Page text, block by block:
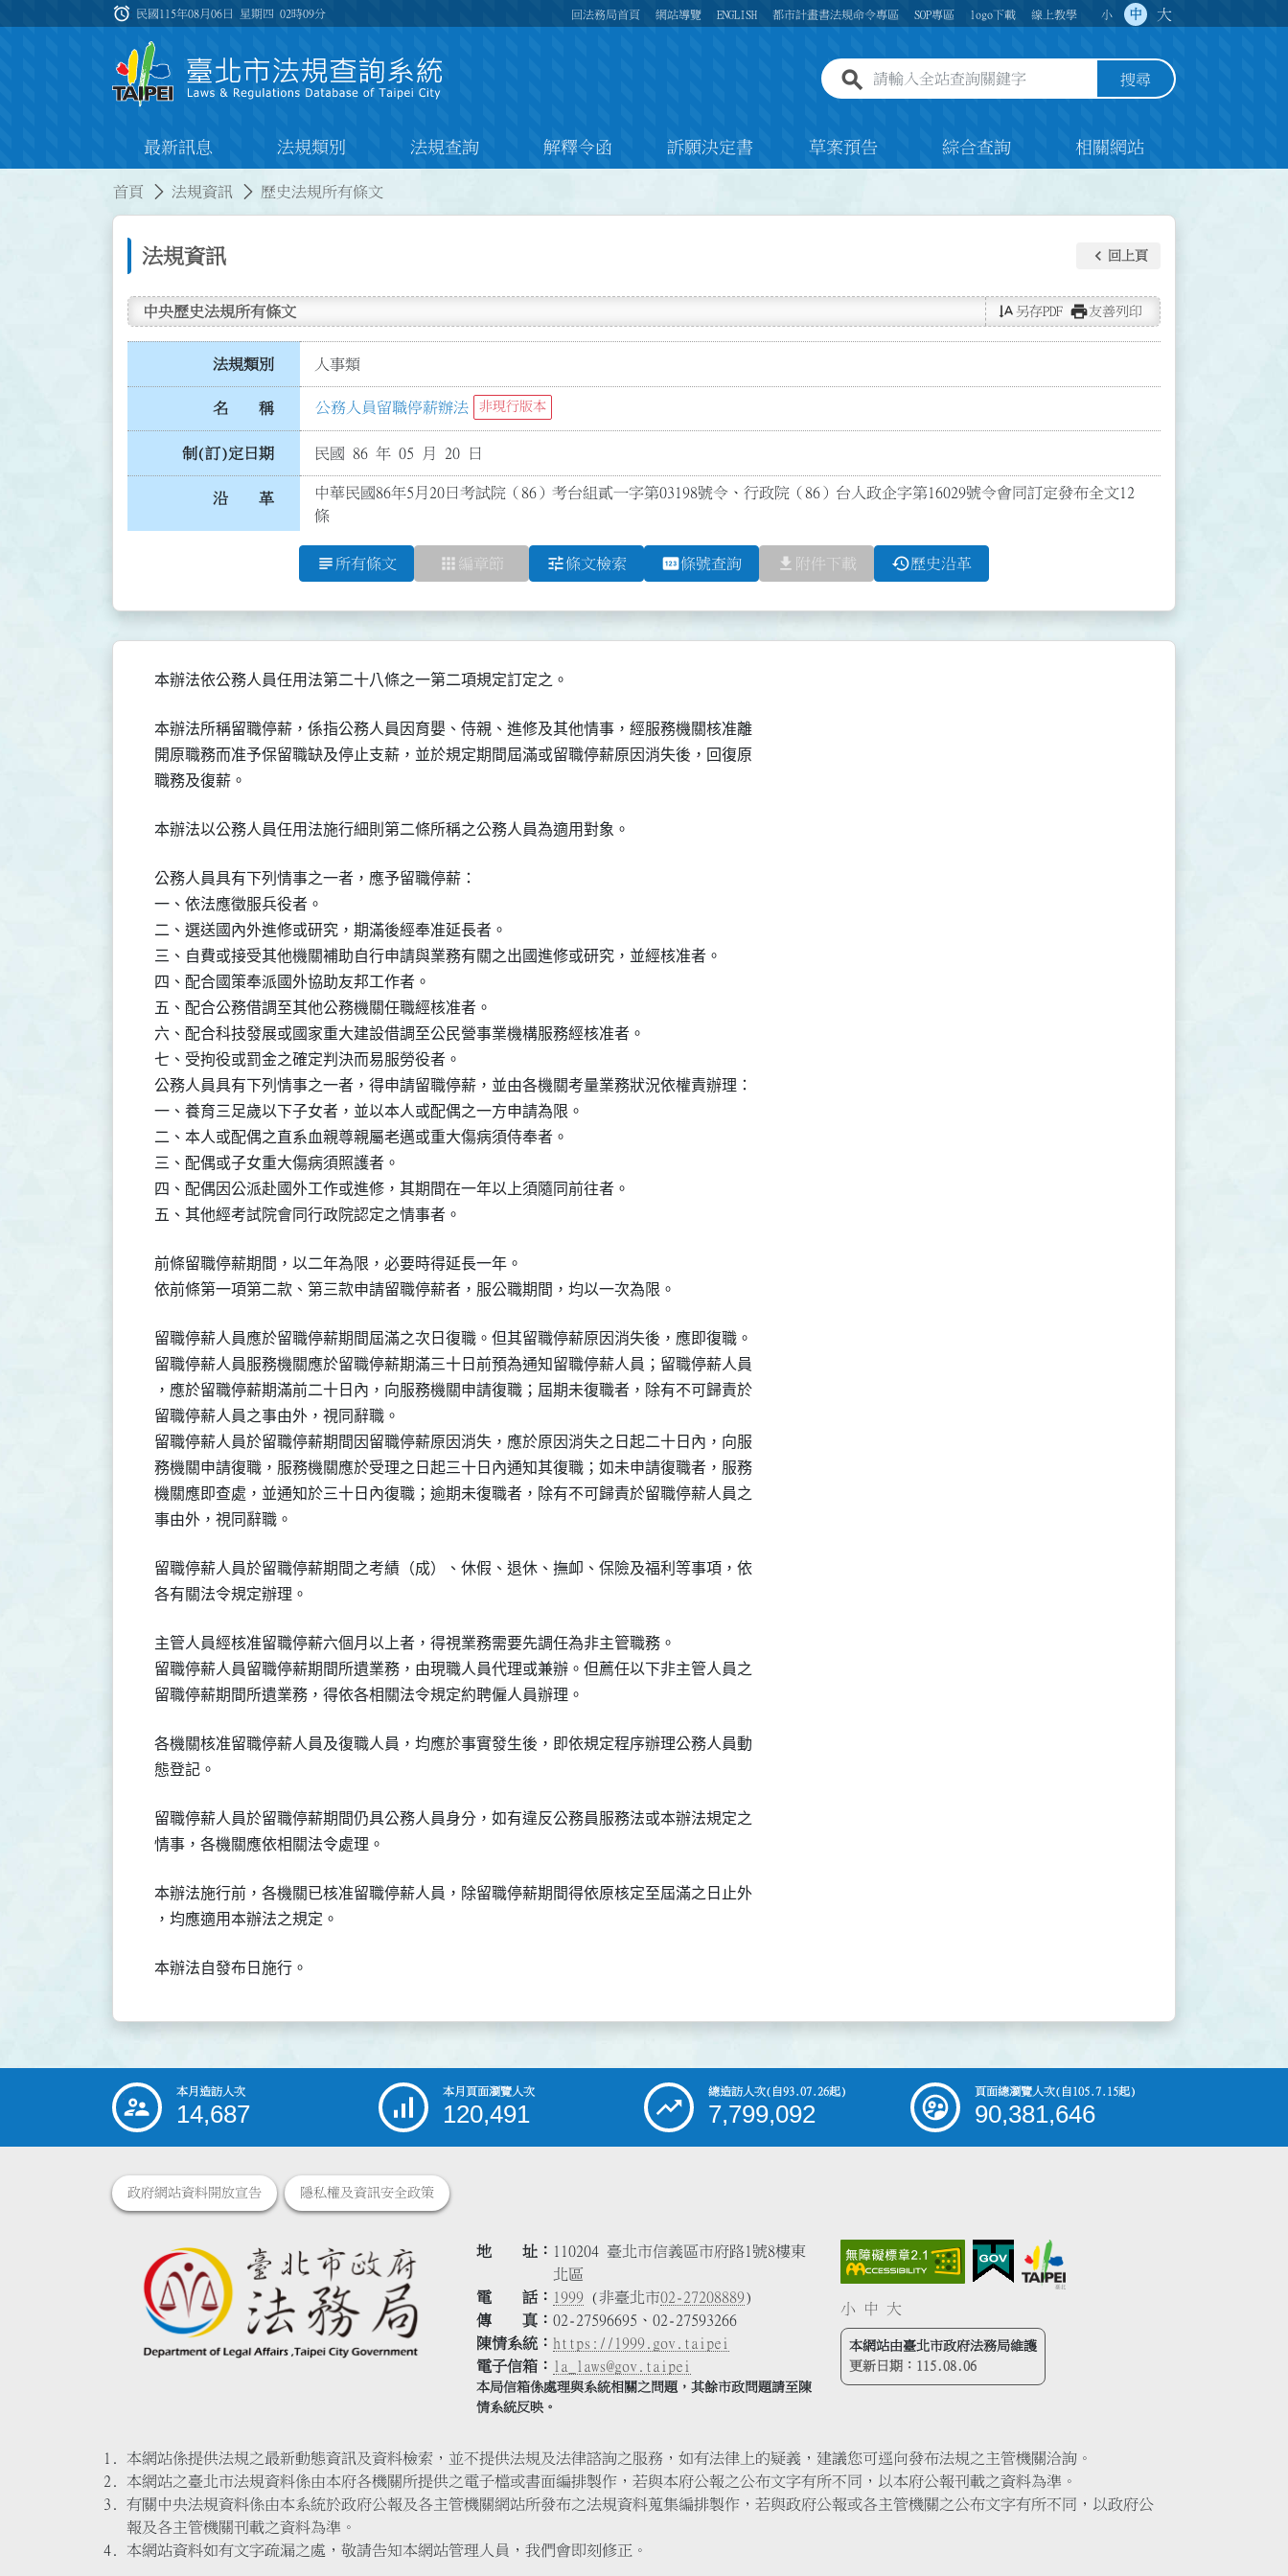
:::
alarm 民國115年08月06日 星期四02時09分 回法務局首頁 網站導覽 ENGLISH 都市計畫書法規命令專區 SOP專區 logo下載 線上教學 小 中 大
全站查詢關鍵字欄位 搜尋
最新訊息 法規類別 法規查詢 解釋令函 訴願決定書 草案預告 綜合查詢 相關網站
首頁 法規資訊 歷史法規所有條文
法規資訊 keyboard_arrow_left 回上頁
中央歷史法規所有條文 text_rotate_vertical 另存PDF print友善列印
法規類別 人事類
名 稱 公務人員留職停薪辦法 非現行版本
制(訂)定日期 民國 86 年 05 月 20 日
沿 革
中華民國86年5月20日考試院（86）考台組貳一字第03198號令、行政院（86）台人政企字第16029號令會同訂定發布全文12
條
subject 所有條文 apps 編章節 tune條文檢索 pin條號查詢 file_download 附件下載 history歷史沿革
  本辦法所稱留職停薪，係指公務人員因育嬰、侍親、進修及其他情事，經服務機關核准離
  開原職務而准予保留職缺及停止支薪，並於規定期間屆滿或留職停薪原因消失後，回復原
  公務人員具有下列情事之一者，應予留職停薪：
  一、依法應徵服兵役者。
  二、選送國內外進修或研究，期滿後經奉准延長者。
  三、自費或接受其他機關補助自行申請與業務有關之出國進修或研究，並經核准者。
  四、配合國策奉派國外協助友邦工作者。
  五、配合公務借調至其他公務機關任職經核准者。
  六、配合科技發展或國家重大建設借調至公民營事業機構服務經核准者。
  七、受拘役或罰金之確定判決而易服勞役者。
  公務人員具有下列情事之一者，得申請留職停薪，並由各機關考量業務狀況依權責辦理：
  一、養育三足歲以下子女者，並以本人或配偶之一方申請為限。
  二、本人或配偶之直系血親尊親屬老邁或重大傷病須侍奉者。
  三、配偶或子女重大傷病須照護者。
  四、配偶因公派赴國外工作或進修，其期間在一年以上須隨同前往者。
  前條留職停薪期間，以二年為限，必要時得延長一年。
  留職停薪人員應於留職停薪期間屆滿之次日復職。但其留職停薪原因消失後，應即復職。
  留職停薪人員服務機關應於留職停薪期滿三十日前預為通知留職停薪人員；留職停薪人員
  ，應於留職停薪期滿前二十日內，向服務機關申請復職；屆期未復職者，除有不可歸責於
  留職停薪人員之事由外，視同辭職。
  留職停薪人員於留職停薪期間因留職停薪原因消失，應於原因消失之日起二十日內，向服
  務機關申請復職，服務機關應於受理之日起三十日內通知其復職；如未申請復職者，服務
  機關應即查處，並通知於三十日內復職；逾期未復職者，除有不可歸責於留職停薪人員之
  留職停薪人員於留職停薪期間之考績（成）、休假、退休、撫卹、保險及福利等事項，依
  主管人員經核准留職停薪六個月以上者，得視業務需要先調任為非主管職務。
  留職停薪人員留職停薪期間所遺業務，由現職人員代理或兼辦。但薦任以下非主管人員之
  各機關核准留職停薪人員及復職人員，均應於事實發生後，即依規定程序辦理公務人員動
  留職停薪人員於留職停薪期間仍具公務人員身分，如有違反公務員服務法或本辦法規定之
  本辦法施行前，各機關已核准留職停薪人員，除留職停薪期間得依原核定至屆滿之日止外
::: 本月造訪人次
14,687
本月頁面瀏覽人次
120,491
總造訪人次(自93.07.26起)
7,799,092
頁面總瀏覽人次(自105.7.15起)
90,381,646
政府網站資料開放宣告 隱私權及資訊安全政策
地 址
110204 臺北市信義區市府路1號8樓東
北區
電 話
1999 (非臺北市02-27208889)
傳 真
02-27596695、02-27593266
陳情系統
https://1999.gov.taipei
電子信箱
la_laws@gov.taipei
本局信箱係處理與系統相關之問題，其餘市政問題請至陳
情系統反映。
小 中 大
本網站由臺北市政府法務局維護
更新日期： 115.08.06
本網站係提供法規之最新動態資訊及資料檢索，並不提供法規及法律諮詢之服務，如有法律上的疑義，建議您可逕向發布法規之主管機關洽詢。
本網站之臺北市法規資料係由本府各機關所提供之電子檔或書面編排製作，若與本府公報之公布文字有所不同，以本府公報刊載之資料為準。
有關中央法規資料係由本系統於政府公報及各主管機關網站所發布之法規資料蒐集編排製作，若與政府公報或各主管機關之公布文字有所不同，以政府公
報及各主管機關刊載之資料為準。
本網站資料如有文字疏漏之處，敬請告知本網站管理人員，我們會即刻修正。